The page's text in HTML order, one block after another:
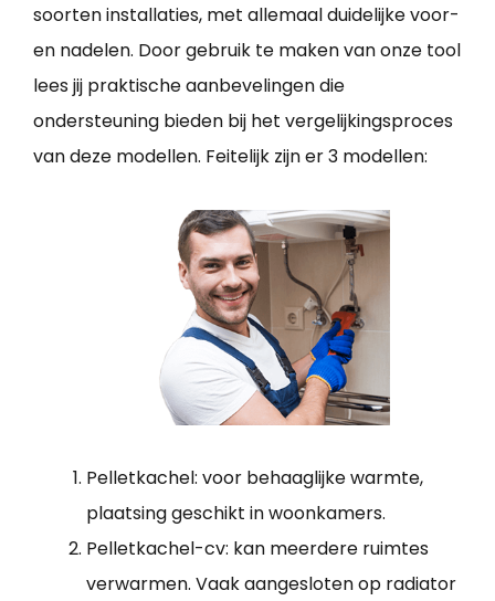
soorten installaties, met allemaal duidelijke voor-
en nadelen. Door gebruik te maken van onze tool
lees jij praktische aanbevelingen die
ondersteuning bieden bij het vergelijkingsproces
van deze modellen. Feitelijk zijn er 3 modellen:
Pelletkachel: voor behaaglijke warmte,
plaatsing geschikt in woonkamers.
Pelletkachel-cv: kan meerdere ruimtes
verwarmen. Vaak aangesloten op radiator